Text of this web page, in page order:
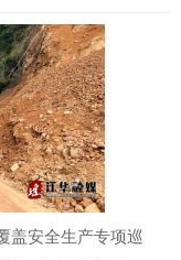
盖安全生产专项巡